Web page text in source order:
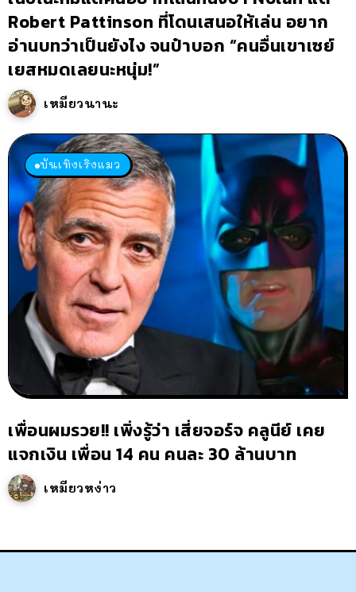
Robert Pattinson ที่โดนเสนอให้เล่น อยาก
อ่านบทว่าเป็นยังไง จนป๋าบอก “คนอื่นเขาเซย์
เยสหมดเลยนะหนุ่ม!”
เหมียวนานะ
บันเทิงเริงแมว
เพื่อนผมรวย!! เพิ่งรู้ว่า เสี่ยจอร์จ คลูนีย์ เคย
แจกเงิน เพื่อน 14 คน คนละ 30 ล้านบาท
เหมียวหง่าว